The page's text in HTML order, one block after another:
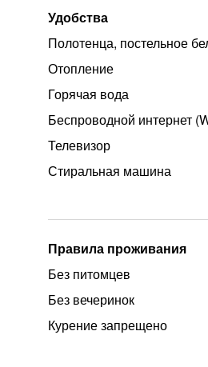
Удобства
Полотенца, постельное
Отопление
Горячая вода
Беспроводной интернет
Телевизор
Стиральная машина
Правила проживания
Без питомцев
Без вечеринок
Курение запрещено